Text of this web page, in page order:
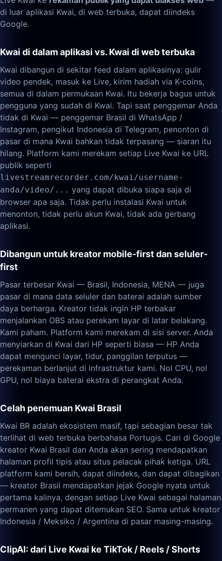
di luar aplikasi Kwai, di web terbuka, dapat diindeks
Google.
Kwai di dalam aplikasi vs. Kwai di web terbuka
Kwai dibangun di sekitar feed dalam aplikasinya: gulir
video pendek, masuk ke Live, kirim hadiah via K-coins,
semua di dalam permukaan Kwai. Itu bekerja bagus untuk
pengguna yang sudah di Kwai. Tapi saat penggemar Anda
tidak di Kwai — penggemar Brasil di WhatsApp /
Instagram, pengikut Indonesia di Telegram, penonton di
pasar di mana Kwai bahkan tidak terpasang — siaran itu
hilang. Platform kami merekam setiap Live Kwai ke URL
publik seperti
livestreamrecorder.com/kwai/username-
anda/video/... yang dapat dibuka siapa saja di
browser apa saja. Tidak perlu instalasi Kwai untuk
menonton, tidak perlu akun Kwai, tidak ada gerbang
aplikasi.
Dibangun untuk kreator mobile-first dan seluler-
first
Pasar terbesar Kwai — Brasil, Indonesia, MENA — juga
pasar di mana data seluler dan baterai adalah sumber
daya berharga. Kreator tidak ingin HP terbakar
menjalankan OBS atau perekam layar di latar belakang.
Kami paham. Platform kami merekam di sisi server. Anda
menyiarkan di Kwai dari HP seperti biasa — HP Anda
dapat mengunci layar, tidur, panggilan terputus —
perekaman berlanjut di infrastruktur kami. Nol CPU, nol
GPU, nol biaya baterai ekstra di perangkat Anda.
Celah penemuan Kwai Brasil
Kwai BR adalah ekosistem masif, tapi sebagian besar tak
terlihat di web terbuka berbahasa Portugis. Cari di Google
kreator Kwai Brasil dan Anda akan sering mendapatkan
halaman profil tipis atau situs pelacak pihak ketiga. URL
platform kami bersih, dapat diindeks, dan dapat dibagikan
— kreator Brasil mendapatkan jejak Google nyata untuk
pertama kalinya, dengan setiap Live Kwai sebagai halaman
permanen yang dapat ditemukan SEO. Sama untuk kreator
Indonesia / Meksiko / Argentina di pasar masing-masing.
ClipAI: dari Live Kwai ke TikTok / Reels / Shorts